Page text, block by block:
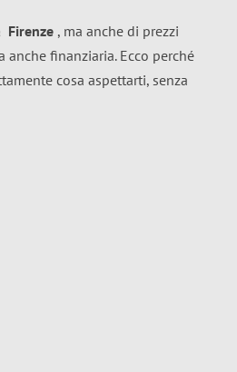
Firenze , ma anche di prezzi
finanziaria. Ecco perché
cosa aspettarti, senza